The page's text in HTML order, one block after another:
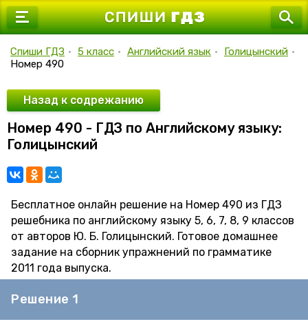
7 класс
9 класс
10 класс
11 класс
Спиши ГДЗ • 5 класс • Английский язык • Голицынский •
Номер 490
Назад к содрежанию
Номер 490 - ГДЗ по Английскому языку:
Голицынский
Бесплатное онлайн решение на Номер 490 из ГДЗ
решебника по английскому языку 5, 6, 7, 8, 9 классов
от авторов Ю. Б. Голицынский. Готовое домашнее
задание на сборник упражнений по грамматике
2011 года выпуска.
Решение 1